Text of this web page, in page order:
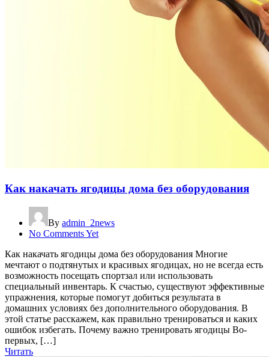
Как накачать ягодицы дома без оборудования
By admin_2news
No Comments Yet
Как накачать ягодицы дома без оборудования Многие
мечтают о подтянутых и красивых ягодицах, но не всегда есть
возможность посещать спортзал или использовать
специальный инвентарь. К счастью, существуют эффективные
упражнения, которые помогут добиться результата в
домашних условиях без дополнительного оборудования. В
этой статье расскажем, как правильно тренироваться и каких
ошибок избегать. Почему важно тренировать ягодицы Во-
первых, […]
Читать